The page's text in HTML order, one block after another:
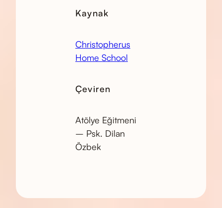
Kaynak
Christopherus
Home School
Çeviren
Atölye Eğitmeni
– Psk. Dilan
Özbek